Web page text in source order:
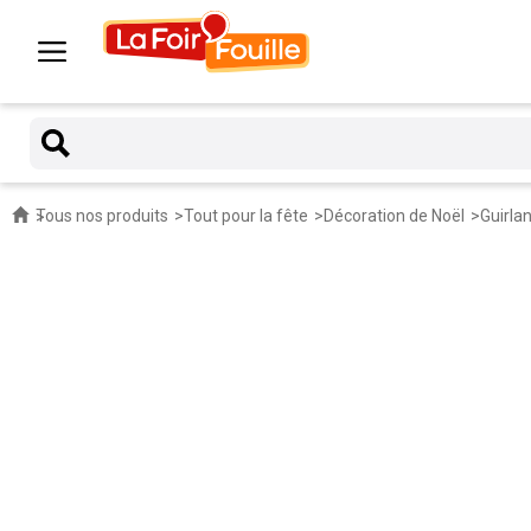
Tous nos produits Tout pour la fête Décoration de Noël